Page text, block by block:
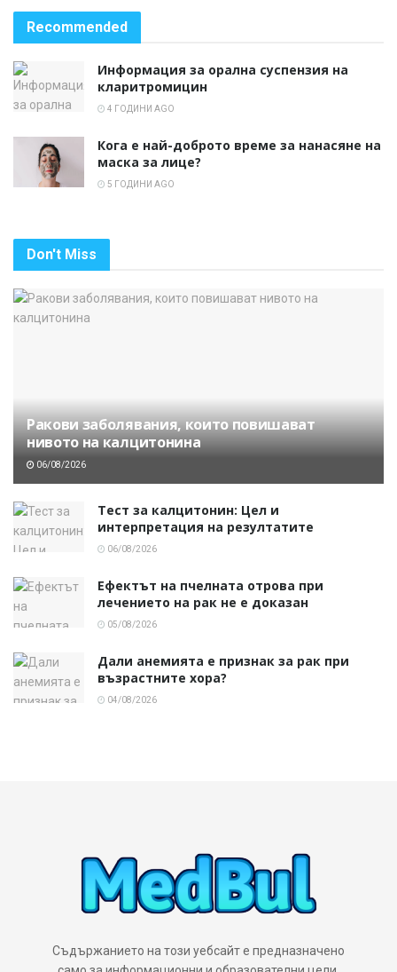
Recommended
Информация за орална суспензия на
кларитромицин
4 ГОДИНИ AGO
Кога е най-доброто време за нанасяне на
маска за лице?
5 ГОДИНИ AGO
Don't Miss
Ракови заболявания, които повишават
нивото на калцитонина
06/08/2026
Тест за калцитонин: Цел и
интерпретация на резултатите
06/08/2026
Ефектът на пчелната отрова при
лечението на рак не е доказан
05/08/2026
Дали анемията е признак за рак при
възрастните хора?
04/08/2026
Съдържанието на този уебсайт е предназначено